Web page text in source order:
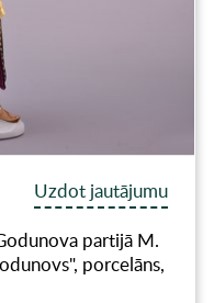
Uzdot jautājumu
partijā M.
porcelāns,